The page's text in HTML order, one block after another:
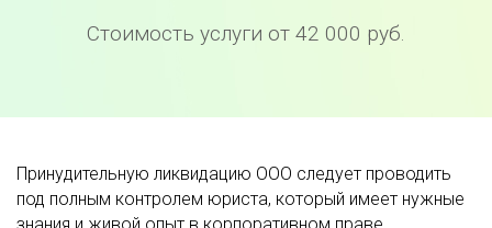
Стоимость услуги от 42 000 руб.
Принудительную ликвидацию ООО следует проводить
под полным контролем юриста, который имеет нужные